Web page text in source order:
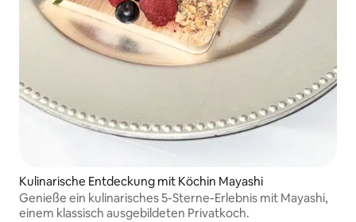
Kulinarische Entdeckung mit Köchin Mayashi
Genieße ein kulinarisches 5-Sterne-Erlebnis mit Mayashi,
einem klassisch ausgebildeten Privatkoch.